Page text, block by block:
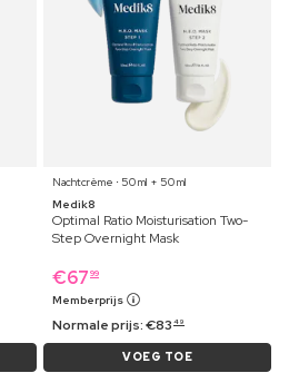
Nachtcrème ⋅ 50 ml + 50 ml
Medik8
Optimal Ratio Moisturisation Two-
Step Overnight Mask
€67 99
Memberprijs
Normale prijs:€83 49
VOEG TOE